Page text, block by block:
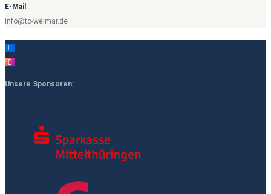
E-Mail
info@tc-weimar.de
Unsere Sponsoren: